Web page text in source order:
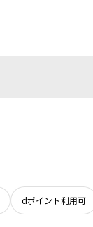
dポイント利用可